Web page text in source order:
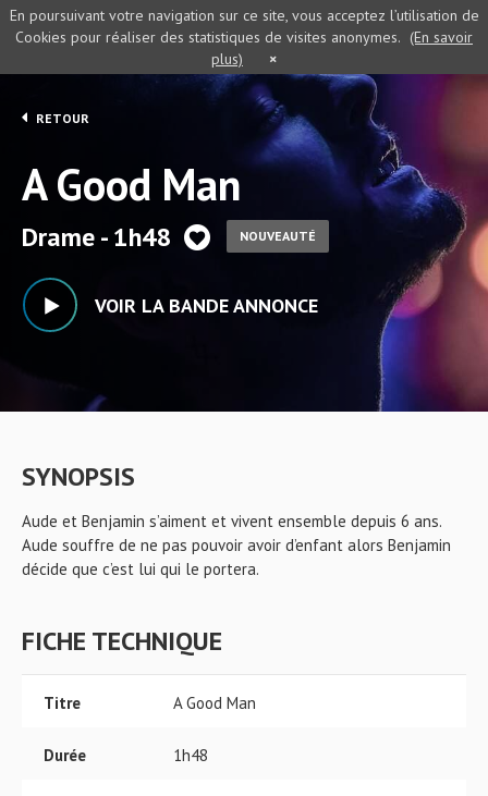
RETOUR
A Good Man
Drame - 1h48 NOUVEAUTÉ
VOIR LA BANDE ANNONCE
SYNOPSIS
Aude et Benjamin s’aiment et vivent ensemble depuis 6 ans.
Aude souffre de ne pas pouvoir avoir d’enfant alors Benjamin
décide que c’est lui qui le portera.
FICHE TECHNIQUE
Titre A Good Man
Durée 1h48
En poursuivant votre navigation sur ce site, vous acceptez l’utilisation de
Cookies pour réaliser des statistiques de visites anonymes. (En savoir
plus)
×